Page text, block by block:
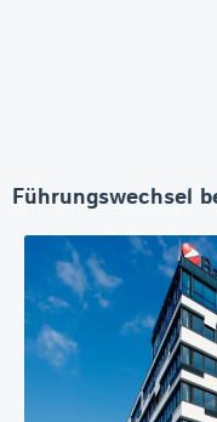
Führungswechsel